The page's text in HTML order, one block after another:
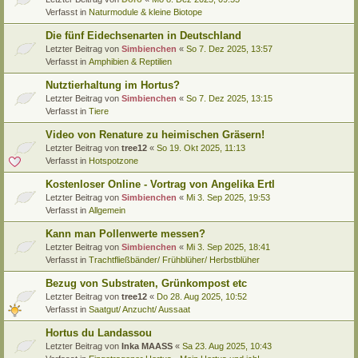
Verfasst in Naturmodule & kleine Biotope
Die fünf Eidechsenarten in Deutschland
Letzter Beitrag von Simbienchen « So 7. Dez 2025, 13:57
Verfasst in Amphibien & Reptilien
Nutztierhaltung im Hortus?
Letzter Beitrag von Simbienchen « So 7. Dez 2025, 13:15
Verfasst in Tiere
Video von Renature zu heimischen Gräsern!
Letzter Beitrag von tree12 « So 19. Okt 2025, 11:13
Verfasst in Hotspotzone
Kostenloser Online - Vortrag von Angelika Ertl
Letzter Beitrag von Simbienchen « Mi 3. Sep 2025, 19:53
Verfasst in Allgemein
Kann man Pollenwerte messen?
Letzter Beitrag von Simbienchen « Mi 3. Sep 2025, 18:41
Verfasst in Trachtfließbänder/ Frühblüher/ Herbstblüher
Bezug von Substraten, Grünkompost etc
Letzter Beitrag von tree12 « Do 28. Aug 2025, 10:52
Verfasst in Saatgut/ Anzucht/ Aussaat
Hortus du Landassou
Letzter Beitrag von Inka MAASS « Sa 23. Aug 2025, 10:43